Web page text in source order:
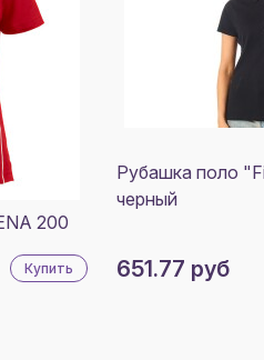
200
Купить
Рубашка поло
черный
651.77 руб